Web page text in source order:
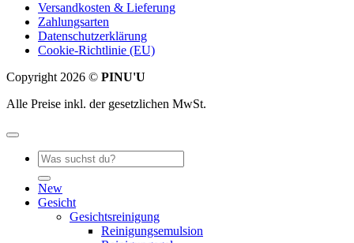
Versandkosten & Lieferung
Zahlungsarten
Datenschutzerklärung
Cookie-Richtlinie (EU)
Copyright 2026 © PINU'U
Alle Preise inkl. der gesetzlichen MwSt.
Suche
nach:
New
Gesicht
Gesichtsreinigung
Reinigungsemulsion